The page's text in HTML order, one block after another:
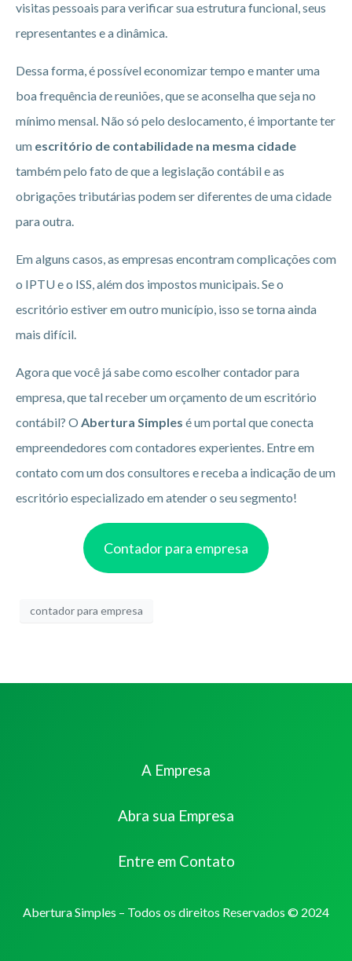
visitas pessoais para verificar sua estrutura funcional, seus
representantes e a dinâmica.
Dessa forma, é possível economizar tempo e manter uma
boa frequência de reuniões, que se aconselha que seja no
mínimo mensal. Não só pelo deslocamento, é importante ter
um escritório de contabilidade na mesma cidade
também pelo fato de que a legislação contábil e as
obrigações tributárias podem ser diferentes de uma cidade
para outra.
Em alguns casos, as empresas encontram complicações com
o IPTU e o ISS, além dos impostos municipais. Se o
escritório estiver em outro município, isso se torna ainda
mais difícil.
Agora que você já sabe como escolher contador para
empresa, que tal receber um orçamento de um escritório
contábil? O Abertura Simples é um portal que conecta
empreendedores com contadores experientes. Entre em
contato com um dos consultores e receba a indicação de um
escritório especializado em atender o seu segmento!
Contador para empresa
contador para empresa
A Empresa
Abra sua Empresa
Entre em Contato
Abertura Simples – Todos os direitos Reservados © 2024